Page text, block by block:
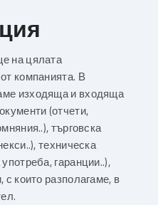
на цялата
компанията. В
изходяща и входяща
(отчети,
търговска
техническа
гаранции..),
с които разполагаме, в